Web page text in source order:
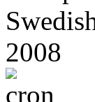
2008